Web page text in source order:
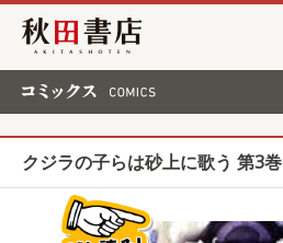
秋田書店
クジラの子らは砂上に歌う 第3巻